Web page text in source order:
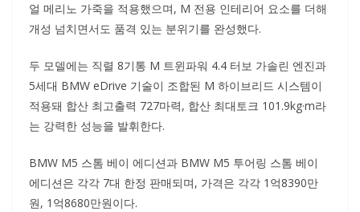
얼 메리노 가죽을 적용했으며, M 전용 인테리어 요소를 더해
개성 넘치면서도 품격 있는 분위기를 완성했다.
두 모델에는 직렬 8기통 M 트윈파워 4.4 터보 가솔린 엔진과
5세대 BMW eDrive 기술이 조합된 M 하이브리드 시스템이
적용돼 합산 최고출력 727마력, 합산 최대토크 101.9kg·m라
는 강력한 성능을 발휘한다.
BMW M5 스톰 베이 에디션과 BMW M5 투어링 스톰 베이
에디션은 각각 7대 한정 판매되며, 가격은 각각 1억8390만
원, 1억8680만원이다.